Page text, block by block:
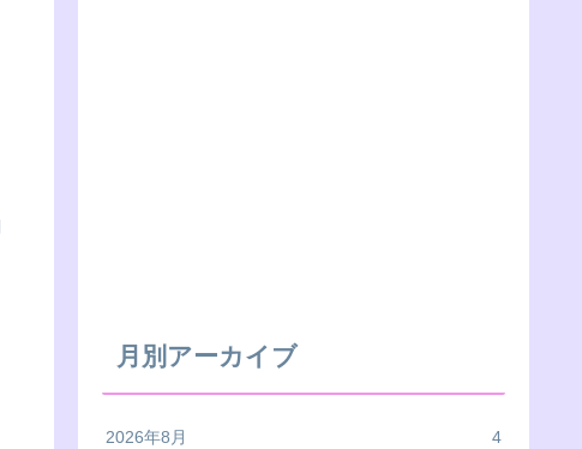
月別アーカイブ
2026年8月 4